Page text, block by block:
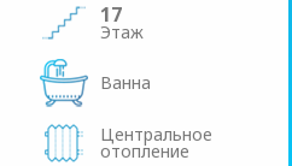
17
Этаж
Ванна
Центральное
отопление